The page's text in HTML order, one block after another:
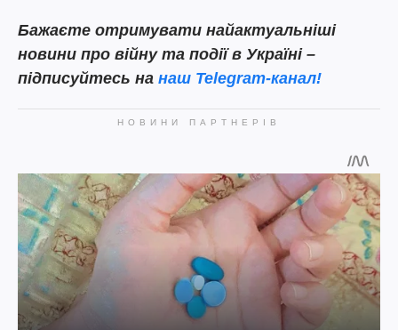
Бажаєте отримувати найактуальніші
новини про війну та події в Україні –
підписуйтесь на наш Telegram-канал!